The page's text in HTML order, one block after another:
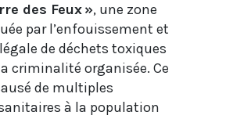
des Feux », une zone
par l’enfouissement et
de déchets toxiques
criminalité organisée. Ce
de multiples
à la population